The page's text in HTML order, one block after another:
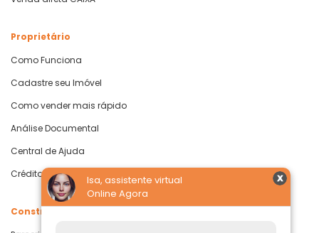
Isa, assistente virtual
Online Agora
Proprietário
Como Funciona
Cadastre seu Imóvel
Como vender mais rápido
Análise Documental
Central de Ajuda
Crédito com Garantia de Imóvel
Construtoras